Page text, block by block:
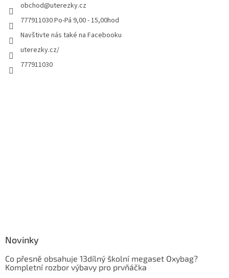
obchod@uterezky.cz
777911030 Po-Pá 9,00 - 15,00hod
Navštivte nás také na Facebooku
uterezky.cz/
777911030
Novinky
Co přesně obsahuje 13dílný školní megaset Oxybag?
Kompletní rozbor výbavy pro prvňáčka